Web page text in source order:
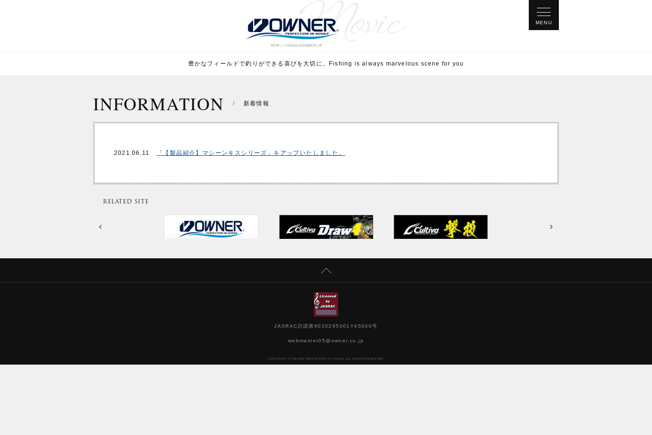
豊かなフィールドで釣りができる喜びを大切に。Fishing is always marvelous scene for you
INFORMATION / 新着情報
2021.06.11 「【製品紹介】マシーンキスシリーズ」をアップいたしました。
RELATED SITE
JASRAC許諾第9020295001Y45040号
webmaster05@owner.co.jp
COPYRIGHT © OWNER PERFECTION IN HOOKS. ALL RIGHTS RESERVED.